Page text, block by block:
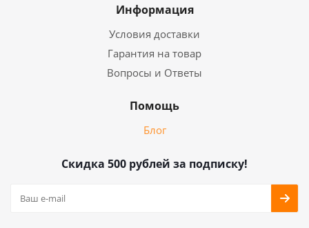
Информация
Условия доставки
Гарантия на товар
Вопросы и Ответы
Помощь
Блог
Скидка 500 рублей за подписку!